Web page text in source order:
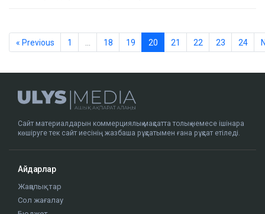
« Previous 1 18 19 20 21 22 23 24
Сайт материалдарын коммерциялық мақсатта толық немесе ішінара
көшіруге тек сайт иесінің жазбаша рұқсатымен ғана рұқсат етіледі.
Айдарлар
Жаңалықтар
Сол жағалау